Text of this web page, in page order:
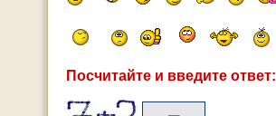
Посчитайте и введите ответ: